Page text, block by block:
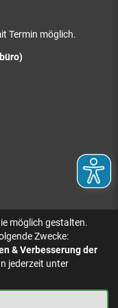
Termin möglich.
möglich gestalten.
Zwecke:
& Verbesserung der
jederzeit unter